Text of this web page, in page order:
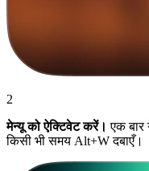
2
मेन्यू को ऐक्टिवेट करें। एक
किसी भी समय Alt+W दबाएँ।